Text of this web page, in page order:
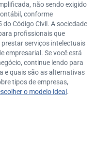
não sendo exigido
conforme
Código Civil. A sociedade
profissionais que
serviços intelectuais
empresarial. Se você está
continue lendo para
e quais são as alternativas
tipos de empresas,
o modelo ideal .